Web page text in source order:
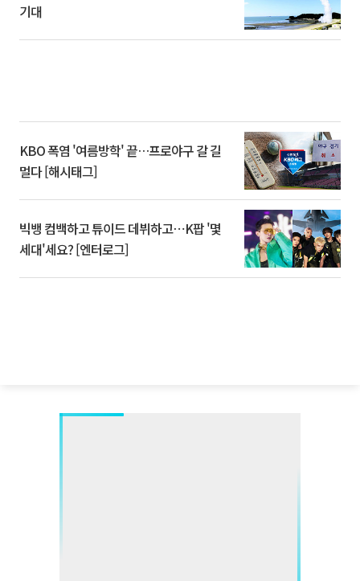
기대
KBO 폭염 '여름방학' 끝…프로야구 갈 길
멀다 [해시태그]
빅뱅 컴백하고 튜이드 데뷔하고⋯K팝 '몇
세대'세요? [엔터로그]